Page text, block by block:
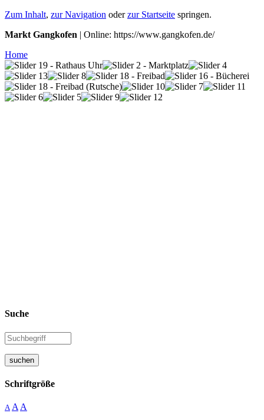
Zum Inhalt, zur Navigation oderzur Startseite springen.
Markt Gangkofen | Online: https://www.gangkofen.de/
Home
Suche
suchen
Schriftgröße
A A A